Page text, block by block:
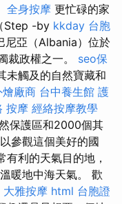
全身按摩 更忙碌的家
Step -by kkday 台胞
尼亞（Albania）位於
裁政權之一。 seo保
未觸及的自然寶藏和
燴廠商 台中養生館 護
按摩 經絡按摩教學
保護區和2000個其
參觀這個美好的國
有利的天氣目的地，
暖地中海天氣。 歡
大雅按摩 html 台胞證